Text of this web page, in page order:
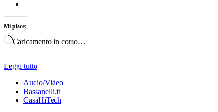
Mi piace:
Caricamento in corso…
Leggi tutto
Audio/Video
Bassanelli.it
CasaHiTech